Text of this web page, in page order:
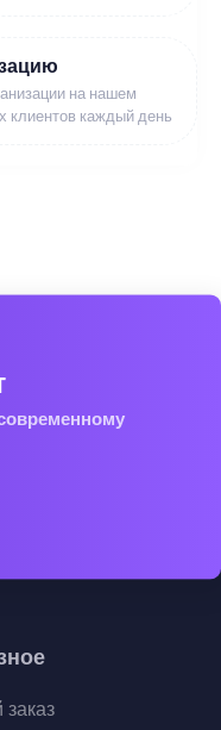
на нашем
клиентов каждый день